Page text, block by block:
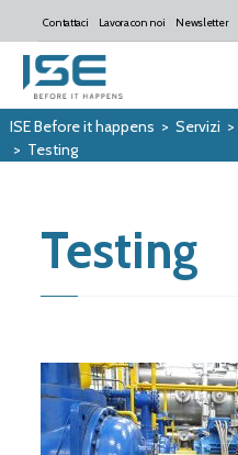
Contattaci Lavora con noi Newsletter
ISE Before it happens > Servizi >
> Testing
Testing